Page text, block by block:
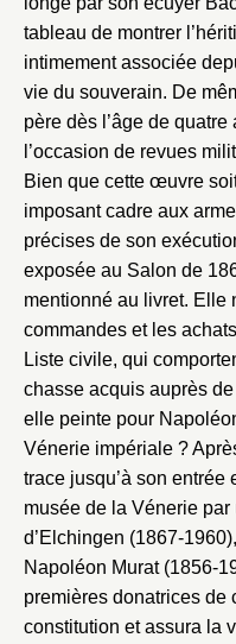
tableau de montrer
intimement associée
vie du souverain. De
père dès l’âge de
l’occasion de revues
Bien que cette œuvre
imposant cadre aux
précises de son
exposée au Salon de
mentionné au livret. Elle
commandes et les
Liste civile, qui
chasse acquis auprès
elle peinte pour
Vénerie impériale ?
trace jusqu’à son
musée de la Vénerie
d’Elchingen (1867-
Napoléon Murat (1856-
premières donatrices de
constitution et assura la